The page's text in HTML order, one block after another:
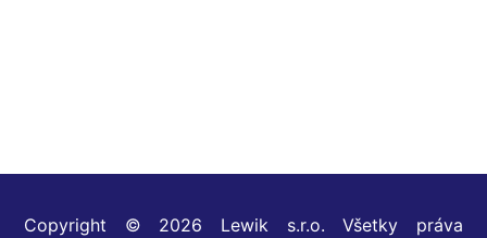
Copyright © 2026 Lewik s.r.o. Všetky práva